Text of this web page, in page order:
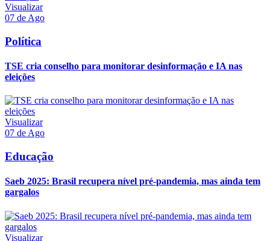
Visualizar
07 de Ago
Política
TSE cria conselho para monitorar desinformação e IA nas
eleições
Visualizar
07 de Ago
Educação
Saeb 2025: Brasil recupera nível pré-pandemia, mas ainda tem
gargalos
Visualizar